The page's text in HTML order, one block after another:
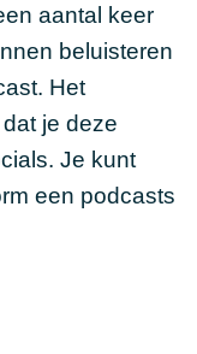
aantal keer
beluisteren
Het
je deze
Je kunt
een podcasts